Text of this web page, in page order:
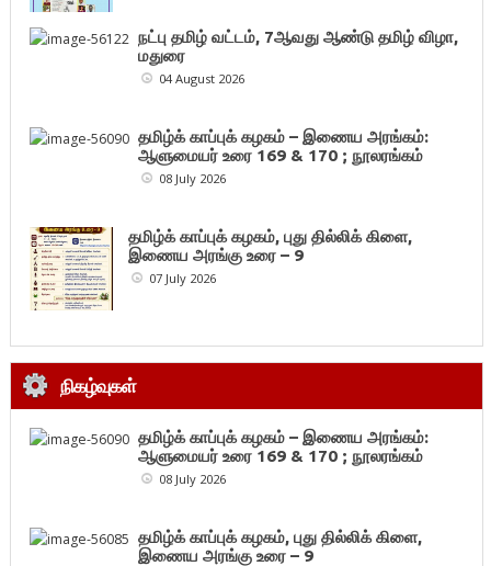
நட்பு தமிழ் வட்டம், 7ஆவது ஆண்டு தமிழ் விழா,
மதுரை
04 August 2026
தமிழ்க் காப்புக் கழகம் – இணைய அரங்கம்:
ஆளுமையர் உரை 169 & 170 ; நூலரங்கம்
08 July 2026
தமிழ்க் காப்புக் கழகம், புது தில்லிக் கிளை,
இணைய அரங்கு உரை – 9
07 July 2026
நிகழ்வுகள்
தமிழ்க் காப்புக் கழகம் – இணைய அரங்கம்:
ஆளுமையர் உரை 169 & 170 ; நூலரங்கம்
08 July 2026
தமிழ்க் காப்புக் கழகம், புது தில்லிக் கிளை,
இணைய அரங்கு உரை – 9